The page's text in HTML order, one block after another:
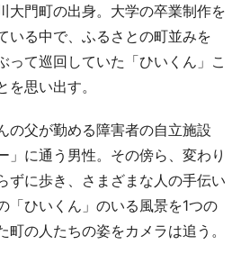
門町の出身。大学の卒業制作を
いる中で、ふるさとの町並みを
って巡回していた「ひいくん」こ
思い出す。
の父が勤める障害者の自立施設
」に通う男性。その傍ら、変わり
ずに歩き、さまざまな人の手伝い
「ひいくん」のいる風景を1つの
の人たちの姿をカメラは追う。